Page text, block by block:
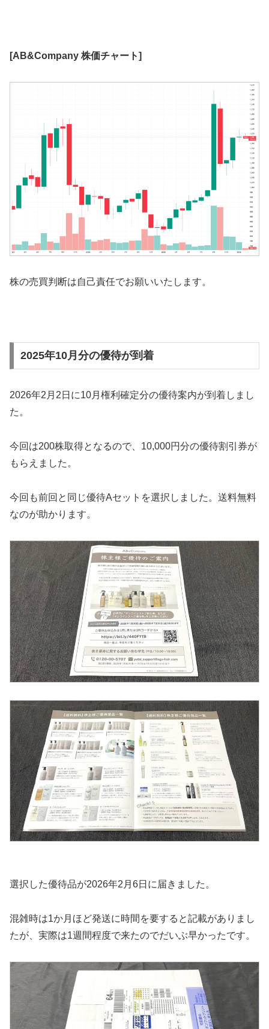
[AB&Company 株価チャート]
株の売買判断は自己責任でお願いいたします。
2025年10月分の優待が到着
2026年2月2日に10月権利確定分の優待案内が到着しまし
た。
今回は200株取得となるので、10,000円分の優待割引券が
もらえました。
今回も前回と同じ優待Aセットを選択しました。送料無料
なのが助かります。
選択した優待品が2026年2月6日に届きました。
混雑時は1か月ほど発送に時間を要すると記載がありまし
たが、実際は1週間程度で来たのでだいぶ早かったです。